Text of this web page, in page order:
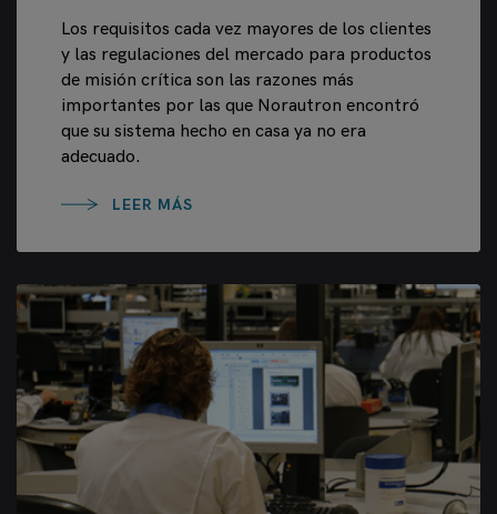
Los requisitos cada vez mayores de los clientes
y las regulaciones del mercado para productos
de misión crítica son las razones más
importantes por las que Norautron encontró
que su sistema hecho en casa ya no era
adecuado.
LEER MÁS